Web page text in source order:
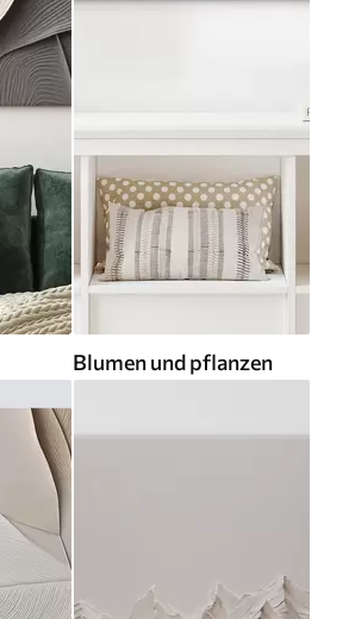
Blumen und pflanzen